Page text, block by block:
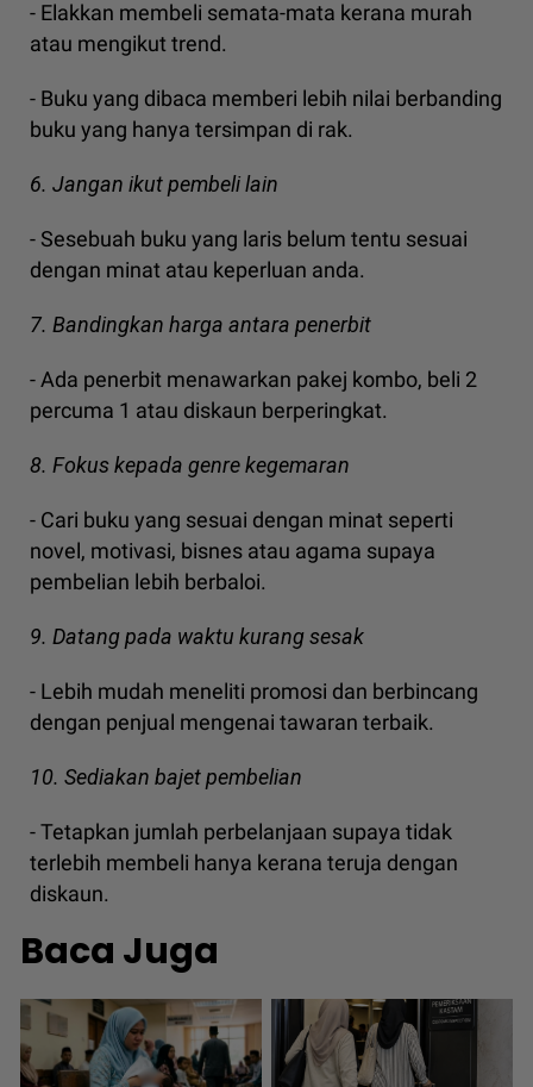
- Elakkan membeli semata-mata kerana murah
atau mengikut trend.
- Buku yang dibaca memberi lebih nilai berbanding
buku yang hanya tersimpan di rak.
6. Jangan ikut pembeli lain
- Sesebuah buku yang laris belum tentu sesuai
dengan minat atau keperluan anda.
7. Bandingkan harga antara penerbit
- Ada penerbit menawarkan pakej kombo, beli 2
percuma 1 atau diskaun berperingkat.
8. Fokus kepada genre kegemaran
- Cari buku yang sesuai dengan minat seperti
novel, motivasi, bisnes atau agama supaya
pembelian lebih berbaloi.
9. Datang pada waktu kurang sesak
- Lebih mudah meneliti promosi dan berbincang
dengan penjual mengenai tawaran terbaik.
10. Sediakan bajet pembelian
- Tetapkan jumlah perbelanjaan supaya tidak
terlebih membeli hanya kerana teruja dengan
diskaun.
Baca Juga